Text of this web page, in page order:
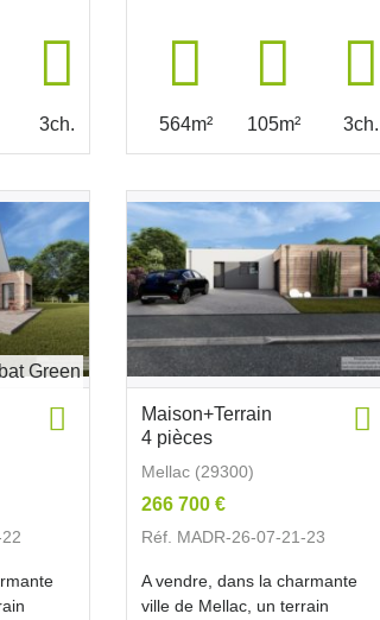
3ch. 564m² 105m² 3ch.
Maison+Terrain
4 pièces
Mellac (29300)
266 700 €
Réf. MADR-26-07-21-23
A vendre, dans la charmante
ville de Mellac, un terrain